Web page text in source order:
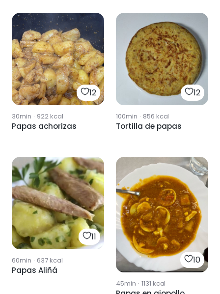
12
30min · 922kcal
Papas achorizas
12
100min · 856 kcal
Tortilla de papas
11
60min · 637kcal
Papas Aliñá
10
45min · 1131 kcal